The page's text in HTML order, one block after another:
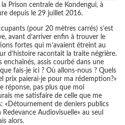
Prison centrale de Kondengui, à
depuis le 29 juillet 2016.
(pour 20 mètres carrés) s’est
avant d’arriver enfin à trouver le
fortes qui m’avaient étreint au
d’histoire racontait la traite négrière.
enchaînés, assis courbé dans une
fais-je ici ? Où allons-nous ? Quels
prix paierai-je pour ma rédemption?»
réponse, pas plus que moi
me satisfaire de celle que me
«Détournement de deniers publics
Audiovisuelle» au seul
alors.